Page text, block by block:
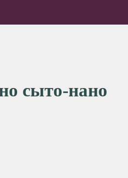
сыто-нано